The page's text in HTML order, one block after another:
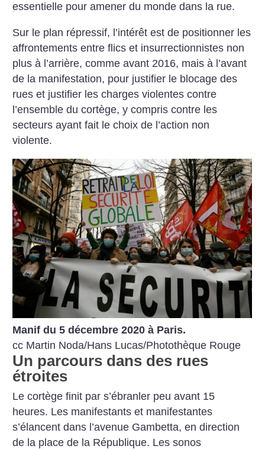
essentielle pour amener du monde dans la rue.
Sur le plan répressif, l’intérêt est de positionner les
affrontements entre flics et insurrectionnistes non
plus à l’arrière, comme avant 2016, mais à l’avant
de la manifestation, pour justifier le blocage des
rues et justifier les charges violentes contre
l’ensemble du cortège, y compris contre les
secteurs ayant fait le choix de l’action non
violente.
Manif du 5 décembre 2020 à Paris.
cc Martin Noda/Hans Lucas/Photothèque Rouge
Un parcours dans des rues
étroites
Le cortège finit par s’ébranler peu avant 15
heures. Les manifestants et manifestantes
s’élancent dans l’avenue Gambetta, en direction
de la place de la République. Les sonos